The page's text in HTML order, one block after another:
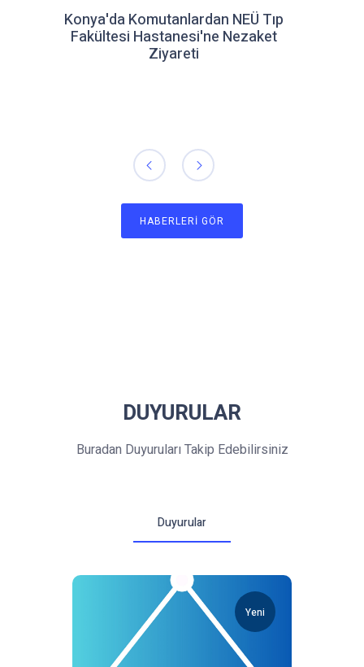
Konya'da Komutanlardan NEÜ Tıp
Fakültesi Hastanesi'ne Nezaket
Ziyareti
HABERLERI GÖR
DUYURULAR
Buradan Duyuruları Takip Edebilirsiniz
Duyurular
Yeni